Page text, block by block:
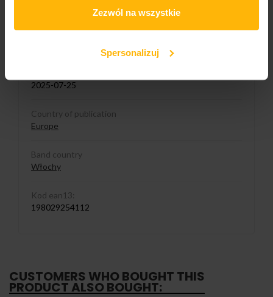
Zezwól na wszystkie
Spersonalizuj
Genre
2025-07-25
Country of publication
Europe
Band country
Włochy
Kod ean13:
198029254112
CUSTOMERS WHO BOUGHT THIS
PRODUCT ALSO BOUGHT: